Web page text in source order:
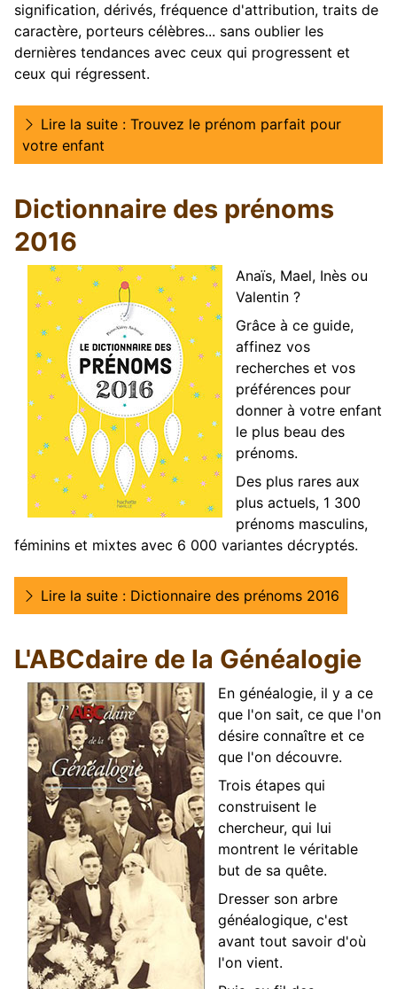
signification, dérivés, fréquence d'attribution, traits de
caractère, porteurs célèbres... sans oublier les
dernières tendances avec ceux qui progressent et
ceux qui régressent.
Lire la suite : Trouvez le prénom parfait pour
votre enfant
Dictionnaire des prénoms
2016
Anaïs, Mael, Inès ou
Valentin ?
Grâce à ce guide,
affinez vos
recherches et vos
préférences pour
donner à votre enfant
le plus beau des
prénoms.
Des plus rares aux
plus actuels, 1 300
prénoms masculins,
féminins et mixtes avec 6 000 variantes décryptés.
Lire la suite : Dictionnaire des prénoms 2016
L'ABCdaire de la Généalogie
En généalogie, il y a ce
que l'on sait, ce que l'on
désire connaître et ce
que l'on découvre.
Trois étapes qui
construisent le
chercheur, qui lui
montrent le véritable
but de sa quête.
Dresser son arbre
généalogique, c'est
avant tout savoir d'où
l'on vient.